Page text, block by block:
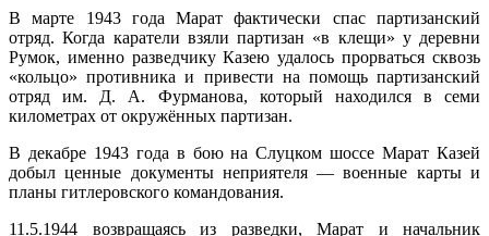
В марте 1943 года Марат фактически спас партизанский
отряд. Когда каратели взяли партизан «в клещи» у деревни
Румок, именно разведчику Казею удалось прорваться сквозь
«кольцо» противника и привести на помощь партизанский
отряд им. Д. А. Фурманова, который находился в семи
километрах от окружённых партизан.
В декабре 1943 года в бою на Слуцком шоссе Марат Казей
добыл ценные документы неприятеля — военные карты и
планы гитлеровского командования.
11.5.1944 возвращаясь из разведки, Марат и начальник